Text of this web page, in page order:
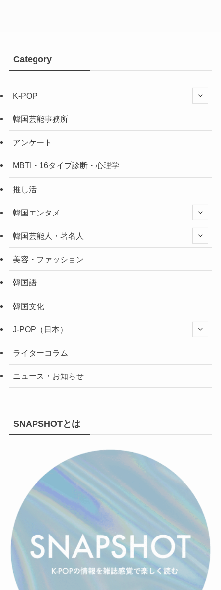
Category
K-POP
韓国芸能事務所
アンケート
MBTI・16タイプ診断・心理学
推し活
韓国エンタメ
韓国芸能人・著名人
美容・ファッション
韓国語
韓国文化
J-POP（日本）
ライターコラム
ニュース・お知らせ
SNAPSHOTとは